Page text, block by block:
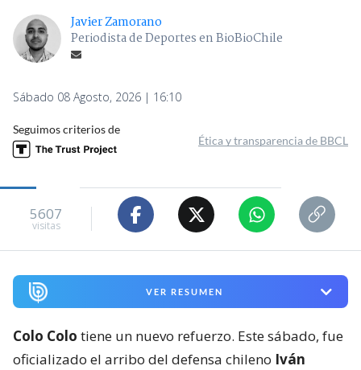
Javier Zamorano
Periodista de Deportes en BioBioChile
Sábado 08 Agosto, 2026 | 16:10
Seguimos criterios de
Ética y transparencia de BBCL
5607
visitas
VER RESUMEN
Colo Colo tiene un nuevo refuerzo. Este sábado, fue
oficializado el arribo del defensa chileno Iván